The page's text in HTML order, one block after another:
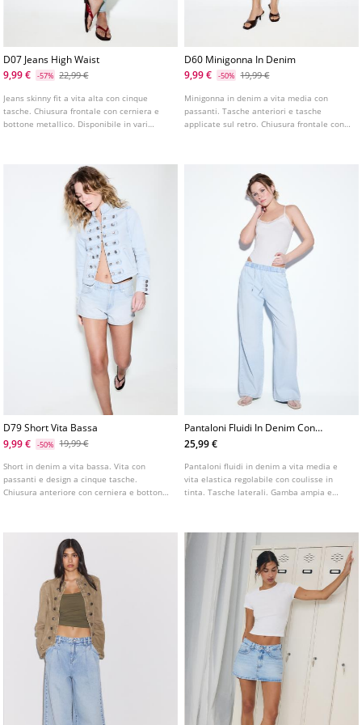
D07 Jeans High Waist
9,99 €
-57% 22,99 €
Jeans skinny fit a vita alta con cinque
tasche. Chiusura frontale con cerniera e
bottone metallico. Disponibile in vari
D60 Minigonna In Denim
9,99 €
-50% 19,99 €
Minigonna in denim a vita media con
passanti. Tasche anteriori e tasche
applicate sul retro. Chiusura frontale con
D79 Short Vita Bassa
9,99 €
-50% 19,99 €
Short in denim a vita bassa. Vita con
passanti e design a cinque tasche.
Chiusura anteriore con cerniera e bottone
Pantaloni Fluidi In Denim Con
Coulisse
25,99 €
Pantaloni fluidi in denim a vita media e
vita elastica regolabile con coulisse in
tinta. Tasche laterali. Gamba ampia e